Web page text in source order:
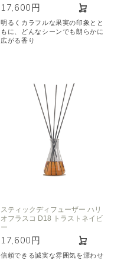
17,600円
明るくカラフルな果実の印象とと
もに、どんなシーンでも朗らかに
広がる香り
スティックディフューザー ハリ
オフラスコ D18 トラストネイビ
ー
17,600円
信頼できる誠実な雰囲気を漂わせ